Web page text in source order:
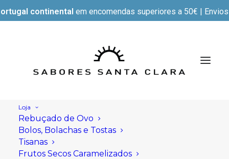
continental em encomendas superiores a 50€ |
Loja
Rebuçado de Ovo
Bolos, Bolachas e Tostas
Tisanas
Frutos Secos Caramelizados